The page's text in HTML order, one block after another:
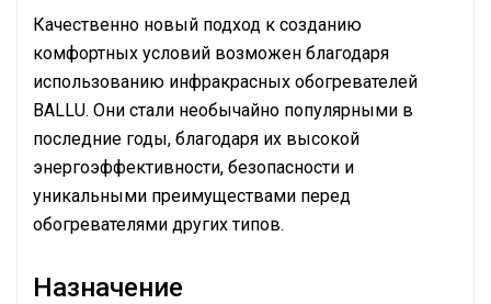
Качественно новый подход к созданию
комфортных условий возможен благодаря
использованию инфракрасных обогревателей
BALLU. Они стали необычайно популярными в
последние годы, благодаря их высокой
энергоэффективности, безопасности и
уникальными преимуществами перед
обогревателями других типов.
Назначение